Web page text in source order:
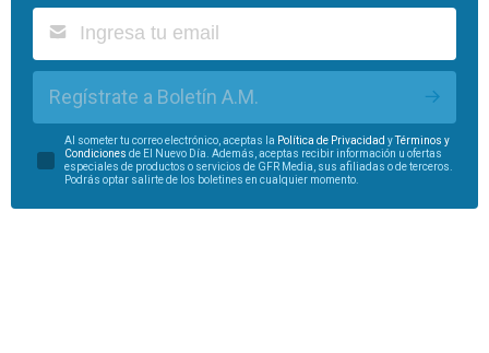
Regístrate a Boletín A.M.
Al someter tu correo electrónico, aceptas la Política de Privacidad yTérminos y
Condiciones de El Nuevo Día. Además, aceptas recibir información u ofertas
especiales de productos o servicios de GFR Media, sus afiliadas o de terceros.
Podrás optar salirte de los boletines en cualquier momento.